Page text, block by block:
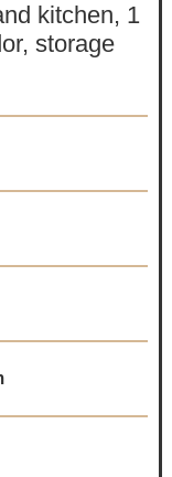
kitchen, 1
storage